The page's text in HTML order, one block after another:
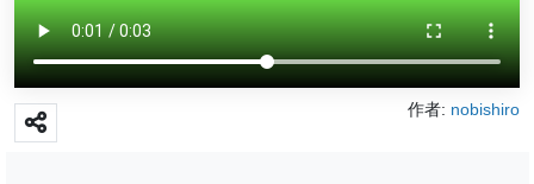
作者: nobishiro